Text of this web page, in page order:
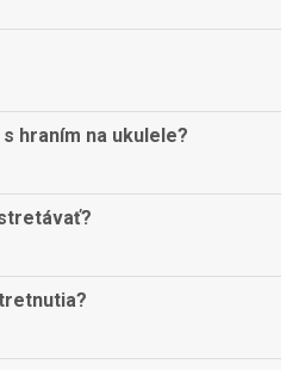
hraním na ukulele?